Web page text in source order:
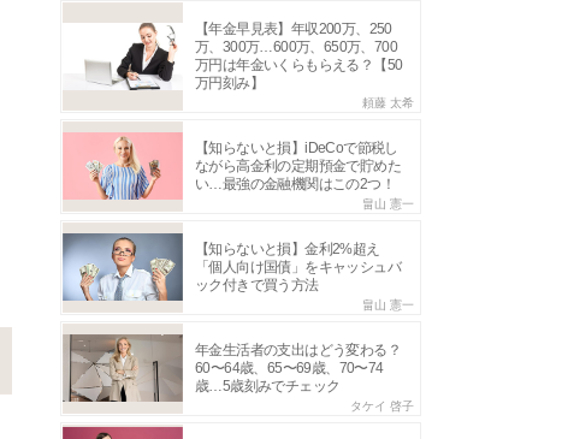
【年金早見表】年収200万、250
万、300万…600万、650万、700
万円は年金いくらもらえる？【50
万円刻み】
頼藤 太希
【知らないと損】iDeCoで節税し
ながら高金利の定期預金で貯めた
い…最強の金融機関はこの2つ！
畠山 憲一
【知らないと損】金利2%超え
「個人向け国債」をキャッシュバ
ック付きで買う方法
畠山 憲一
年金生活者の支出はどう変わる？
60〜64歳、65〜69歳、70〜74
歳…5歳刻みでチェック
タケイ 啓子